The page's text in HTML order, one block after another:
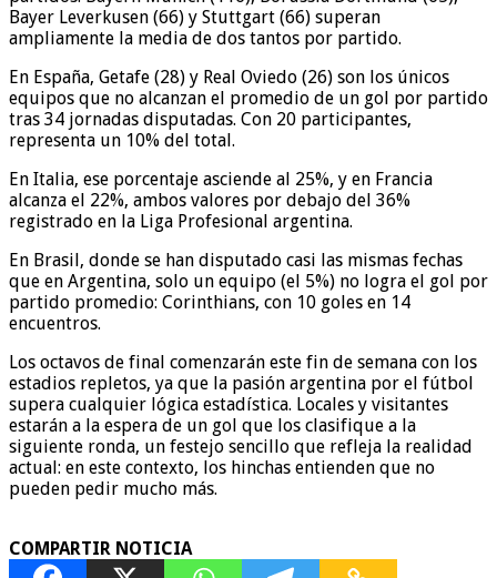
Bayer Leverkusen (66) y Stuttgart (66) superan
ampliamente la media de dos tantos por partido.
En España, Getafe (28) y Real Oviedo (26) son los únicos
equipos que no alcanzan el promedio de un gol por partido
tras 34 jornadas disputadas. Con 20 participantes,
representa un 10% del total.
En Italia, ese porcentaje asciende al 25%, y en Francia
alcanza el 22%, ambos valores por debajo del 36%
registrado en la Liga Profesional argentina.
En Brasil, donde se han disputado casi las mismas fechas
que en Argentina, solo un equipo (el 5%) no logra el gol por
partido promedio: Corinthians, con 10 goles en 14
encuentros.
Los octavos de final comenzarán este fin de semana con los
estadios repletos, ya que la pasión argentina por el fútbol
supera cualquier lógica estadística. Locales y visitantes
estarán a la espera de un gol que los clasifique a la
siguiente ronda, un festejo sencillo que refleja la realidad
actual: en este contexto, los hinchas entienden que no
pueden pedir mucho más.
COMPARTIR NOTICIA